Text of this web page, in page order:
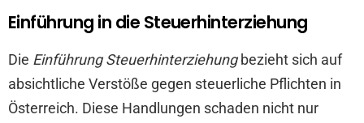
Einführung in die Steuerhinterziehung
Die Einführung Steuerhinterziehungbezieht sich auf
absichtliche Verstöße gegen steuerliche Pflichten in
Österreich. Diese Handlungen schaden nicht nur